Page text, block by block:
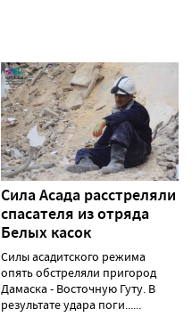
Сила Асада расстреляли
спасателя из отряда
Белых касок
Силы асадитского режима
опять обстреляли пригород
Дамаска - Восточную Гуту. В
результате удара поги......